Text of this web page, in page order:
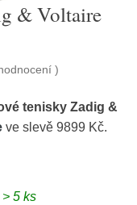
& Voltaire
)
tenisky Zadig &
ve slevě 9899 Kč.
5 ks